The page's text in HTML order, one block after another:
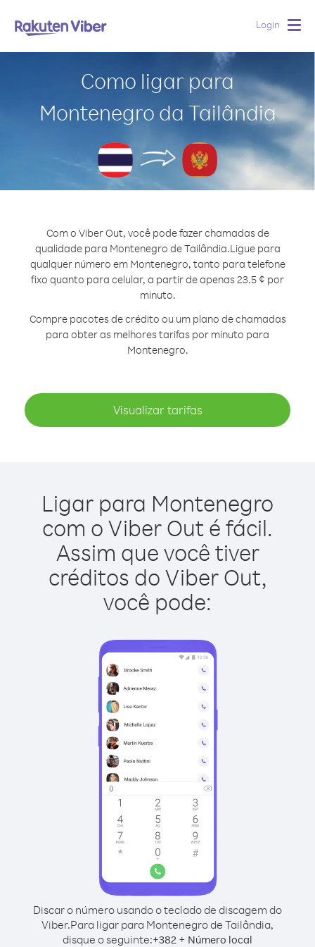
Login
Como ligar para
Montenegro da Tailândia
Com o Viber Out, você pode fazer chamadas de
qualidade para Montenegro de Tailândia.Ligue para
qualquer número em Montenegro, tanto para telefone
fixo quanto para celular, a partir de apenas 23.5 ¢ por
minuto.
Compre pacotes de crédito ou um plano de chamadas
para obter as melhores tarifas por minuto para
Montenegro.
Visualizar tarifas
Ligar para Montenegro
com o Viber Out é fácil.
Assim que você tiver
créditos do Viber Out,
você pode:
Discar o número usando o teclado de discagem do
Viber.Para ligar para Montenegro de Tailândia,
disque o seguinte:+382 + Número local